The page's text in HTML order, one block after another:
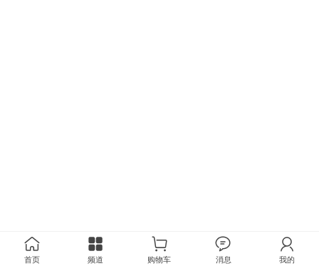
首页 频道 购物车 消息 我的